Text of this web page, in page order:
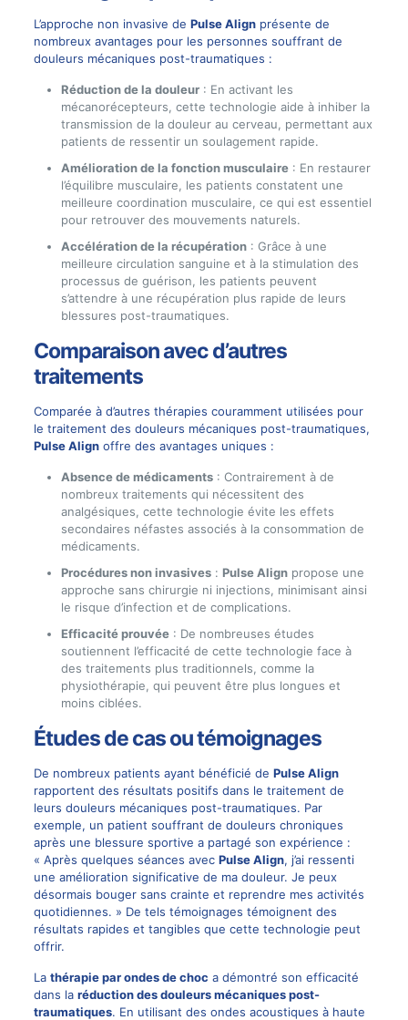
L’approche non invasive de Pulse Alignprésente de
nombreux avantages pour les personnes souffrant de
douleurs mécaniques post-traumatiques :
Réduction de la douleur: En activant les
mécanorécepteurs, cette technologie aide à inhiber la
transmission de la douleur au cerveau, permettant aux
patients de ressentir un soulagement rapide.
Amélioration de la fonction musculaire: En restaurer
l’équilibre musculaire, les patients constatent une
meilleure coordination musculaire, ce qui est essentiel
pour retrouver des mouvements naturels.
Accélération de la récupération: Grâce à une
meilleure circulation sanguine et à la stimulation des
processus de guérison, les patients peuvent
s’attendre à une récupération plus rapide de leurs
blessures post-traumatiques.
Comparaison avec d’autres
traitements
Comparée à d’autres thérapies couramment utilisées pour
le traitement des douleurs mécaniques post-traumatiques,
Pulse Alignoffre des avantages uniques :
Absence de médicaments: Contrairement à de
nombreux traitements qui nécessitent des
analgésiques, cette technologie évite les effets
secondaires néfastes associés à la consommation de
médicaments.
Procédures non invasives: Pulse Alignpropose une
approche sans chirurgie ni injections, minimisant ainsi
le risque d’infection et de complications.
Efficacité prouvée: De nombreuses études
soutiennent l’efficacité de cette technologie face à
des traitements plus traditionnels, comme la
physiothérapie, qui peuvent être plus longues et
moins ciblées.
Études de cas ou témoignages
De nombreux patients ayant bénéficié de Pulse Align
rapportent des résultats positifs dans le traitement de
leurs douleurs mécaniques post-traumatiques. Par
exemple, un patient souffrant de douleurs chroniques
après une blessure sportive a partagé son expérience :
« Après quelques séances avec Pulse Align, j’ai ressenti
une amélioration significative de ma douleur. Je peux
désormais bouger sans crainte et reprendre mes activités
quotidiennes. » De tels témoignages témoignent des
résultats rapides et tangibles que cette technologie peut
offrir.
La thérapie par ondes de choc a démontré son efficacité
dans la réduction des douleurs mécaniques post-
traumatiques. En utilisant des ondes acoustiques à haute